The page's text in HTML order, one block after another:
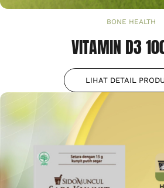
BONE HEALTH
VITAMIN D3
LIHAT DETAIL